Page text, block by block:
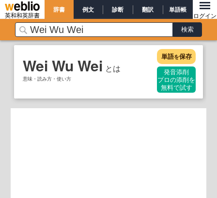
英和和英辞書
辞書 例文 診断 翻訳 単語帳
ログイン
Wei Wu Wei とは
意味・読み方・使い方
単語を保存
発音添削
プロの添削を
無料で試す